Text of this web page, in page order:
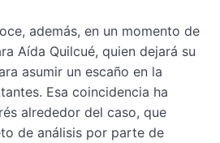
además, en un momento de
Aída Quilcué, quien dejará su
asumir un escaño en la
Esa coincidencia ha
alrededor del caso, que
de análisis por parte de